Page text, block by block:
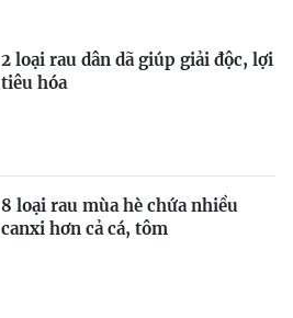
2 loại rau dân dã giúp giải độc, lợi
tiêu hóa
8 loại rau mùa hè chứa nhiều
canxi hơn cả cá, tôm